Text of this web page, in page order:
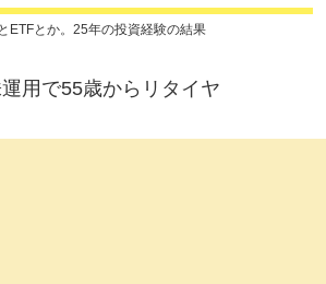
ETFとか。25年の投資経験の結果
用で55歳からリタイヤ